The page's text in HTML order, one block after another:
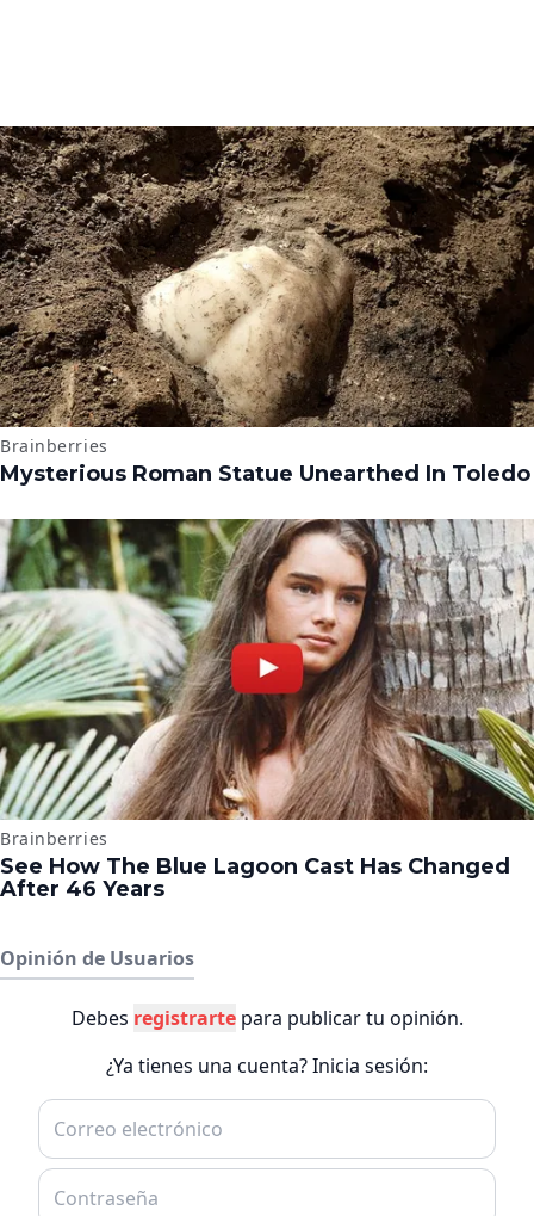
Opinión de Usuarios
Debes registrartepara publicar tu opinión.
¿Ya tienes una cuenta? Inicia sesión: